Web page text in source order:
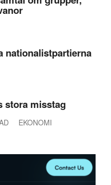
nationalistpartierna
stora misstag
EKONOMI